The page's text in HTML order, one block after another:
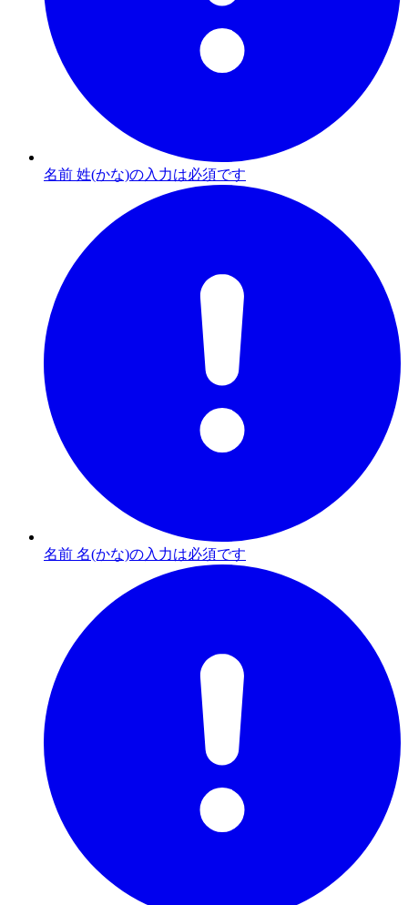
名前 姓(かな)の入力は必須です
名前 名(かな)の入力は必須です